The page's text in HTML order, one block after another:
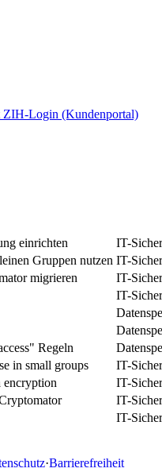
Login (Kundenportal)
einrichten IT-
Gruppen nutzen IT-
migrieren IT-
IT-
Regeln
in small groups IT-
encryption IT-
IT-
IT-
·Barrierefreiheit